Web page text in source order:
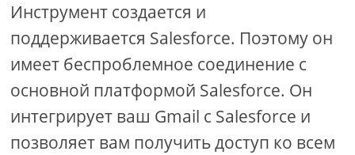
Инструмент создается и
поддерживается Salesforce. Поэтому он
имеет беспроблемное соединение с
основной платформой Salesforce. Он
интегрирует ваш Gmail с Salesforce и
позволяет вам получить доступ ко всем